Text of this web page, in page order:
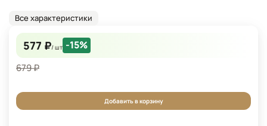
Все характеристики
577 ₽/ шт -15%
679 ₽
Добавить в корзину